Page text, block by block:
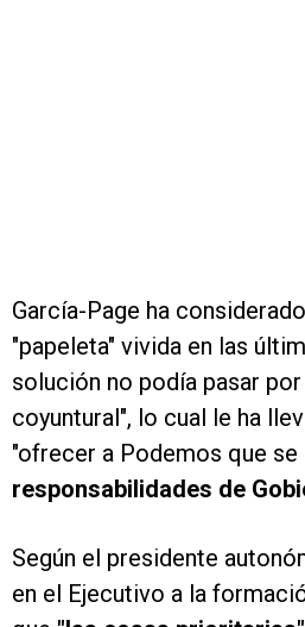
García-Page ha
"papeleta" vivida en las
solución no podía pasar
coyuntural", lo cual le ha
"ofrecer a Podemos que
responsabilidades de
Según el presidente
en el Ejecutivo a la